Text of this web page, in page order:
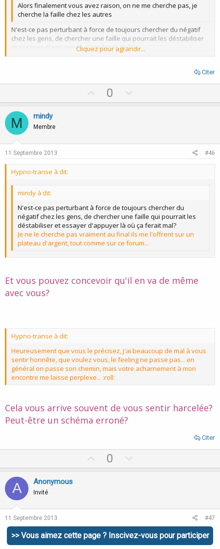
Alors finalement vous avez raison, on ne me cherche pas, je
cherche la faille chez les autres
N'est-ce pas perturbant à force de toujours chercher du négatif
chez les gens, de chercher une faille qui pourrait les déstabiliser
et essayer d'appuyer là où ça ferait mal?
En thérapie on peut appeler cela, prise de conscience, tiens ça me
rappelle encore ma dernière patiente, c'est exactement ce qui
s'est produit, silence... puis une petite voix me dit :
comporte de la même façon (sans rentrer dans l'histoire de ma
patiente)
D'ailleurs si on y regarde bien, lorsque des intervenants pointent
certaines de vos contradictions, vous le prenez très mal et les
insultes pleuvent, comme si finalement vous ne supportiez pas
votre propre comportement. :idea:
Personnellement je ne cherche pas de problèmes aux gens, je
Heureusement que vous le précisez, j'ai beaucoup de mal à vous
sentir honnête, que voulez vous, le feeling ne passe pas... en
général on passe son chemin, mais votre acharnement à mon
encontre me laisse perplexe... :roll:
Cela me semble bien plus enrichissant de voir dans chacun un
potentiel, une vision du monde inspirante, des ressources, en clair
sont en meilleur santé, vivent plus longtemps, ont moins de
problèmes cardio-vasculaires, il y a une énorme littérature à ce
sujet. Donnez vous cette chance de mieux vivre Métaphore, voyez
Cliquez pour agrandir...
Citer
p
0
o
M mindy
Membre
11 Septembre 2013 #46
Hypno-transe à dit:
mindy à dit:
N'est-ce pas perturbant à force de toujours chercher du
négatif chez les gens, de chercher une faille qui pourrait les
déstabiliser et essayer d'appuyer là où ça ferait mal?
Je ne le cherche pas vraiment au final ils me l'offrent sur un
plateau d'argent, tout comme sur ce forum...
Et vous pouvez concevoir qu'il en va de même
avec vous?
Hypno-transe à dit:
Heureusement que vous le précisez, j'ai beaucoup de mal à vous
sentir honnête, que voulez vous, le feeling ne passe pas... en
général on passe son chemin, mais votre acharnement à mon
encontre me laisse perplexe... :roll:
Cela vous arrive souvent de vous sentir harcelée?
Peut-être un schéma erroné?
Citer
p
t
0
o
v
t
e
A Anonymous
Invité
11 Septembre 2013 #47
mindy à dit:
>> Vous aimez cette page ? Inscivez-vous pour participer